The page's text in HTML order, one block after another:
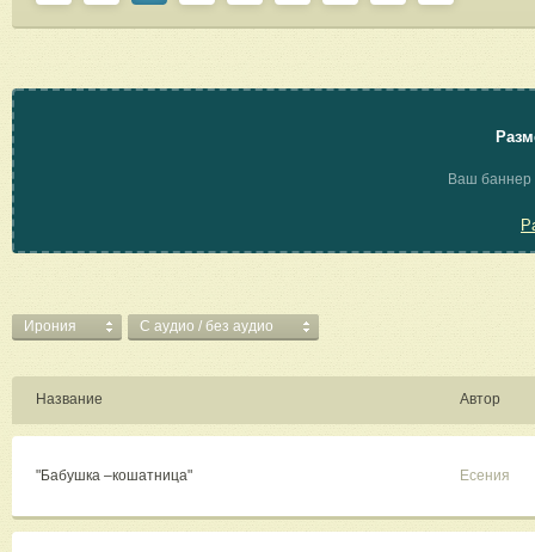
Ваш баннер
Ирония C аудио / без аудио
Название Автор
"Бабушка –кошатница" Есения